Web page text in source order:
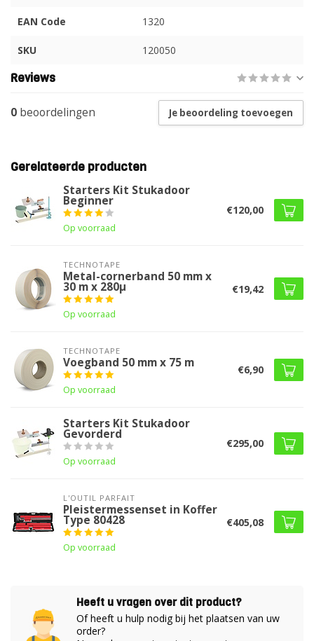
EAN Code 1320
SKU 120050
Reviews
0 beoordelingen Je beoordeling toevoegen
Gerelateerde producten
Starters Kit Stukadoor
Beginner
Op voorraad
€120,00
TECHNOTAPE
Metal-cornerband 50 mm x
30 m x 280µ
Op voorraad
€19,42
TECHNOTAPE
Voegband 50 mm x 75 m
Op voorraad
€6,90
Starters Kit Stukadoor
Gevorderd
Op voorraad
€295,00
L'OUTIL PARFAIT
Pleistermessenset in Koffer
Type 80428
Op voorraad
€405,08
Heeft u vragen over dit product?
Of heeft u hulp nodig bij het plaatsen van uw
order?